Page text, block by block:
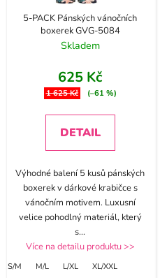
5-PACK Pánských vánočních
boxerek GVG-5084
Skladem
625 Kč
1 625 Kč (–61 %)
DETAIL
Výhodné balení 5 kusů pánských
boxerek v dárkové krabičce s
vánočním motivem. Luxusní
velice pohodlný materiál, který
s...
Více na detailu produktu >>
S/M M/L L/XL XL/XXL